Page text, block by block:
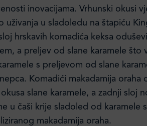
inovacijama. Vrhunski okusi
uživanja u sladoledu na štapiću
hrskavih komadića keksa
a preljev od slane karamele što
s preljevom od slane
Komadići makadamija oraha
slane karamele, a zadnji sloj
u čaši krije sladoled od karamele
makadamija oraha.